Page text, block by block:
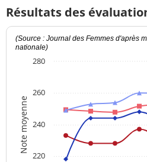
Résultats des
Note moyenne
(Source : Journal des Femmes d'après
nationale)
220
240
260
280